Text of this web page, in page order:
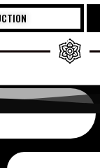
30.00
€30.00